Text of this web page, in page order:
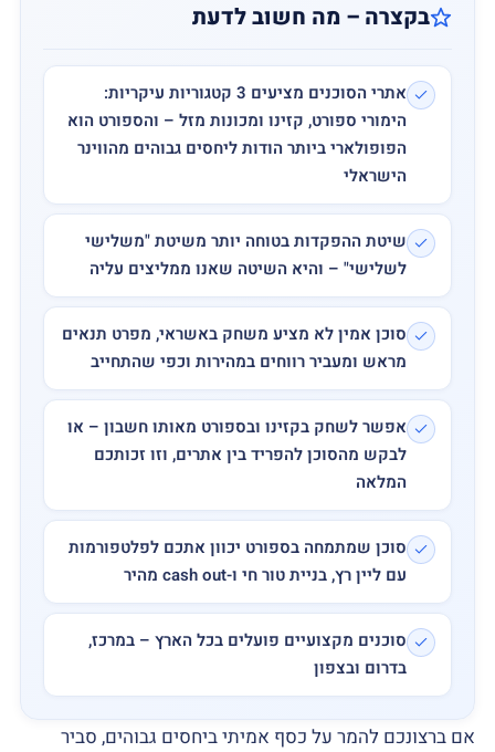
בקצרה – מה חשוב לדעת
אתרי הסוכנים מציעים 3 קטגוריות עיקריות:
הימורי ספורט, קזינו ומכונות מזל – והספורט הוא
הפופולארי ביותר הודות ליחסים גבוהים מהווינר
הישראלי
שיטת ההפקדות בטוחה יותר משיטת "משלישי
לשלישי" – והיא השיטה שאנו ממליצים עליה
סוכן אמין לא מציע משחק באשראי, מפרט תנאים
מראש ומעביר רווחים במהירות וכפי שהתחייב
אפשר לשחק בקזינו ובספורט מאותו חשבון – או
לבקש מהסוכן להפריד בין אתרים, וזו זכותכם
המלאה
סוכן שמתמחה בספורט יכוון אתכם לפלטפורמות
עם ליין רץ, בניית טור חי ו-cash out מהיר
סוכנים מקצועיים פועלים בכל הארץ – במרכז,
בדרום ובצפון
אם ברצונכם להמר על כסף אמיתי ביחסים גבוהים, סביר